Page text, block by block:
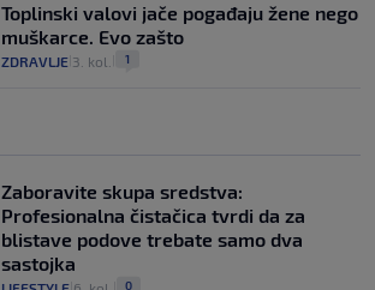
Toplinski valovi jače pogađaju žene nego
muškarce. Evo zašto
ZDRAVLJE 3. kol. 1
Zaboravite skupa sredstva:
Profesionalna čistačica tvrdi da za
blistave podove trebate samo dva
sastojka
0